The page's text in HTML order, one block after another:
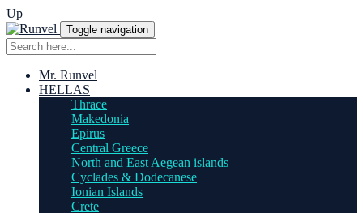
Up
Toggle navigation
Mr. Runvel
HELLAS
Thrace
Makedonia
Epirus
Central Greece
North and East Aegean islands
Cyclades & Dodecanese
Ionian Islands
Crete